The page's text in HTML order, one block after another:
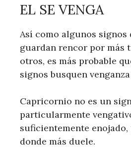
EL SE VENGA
Así como algunos signos
guardan rencor por más
otros, es más probable
signos busquen
Capricornio no es un
particularmente
suficientemente
donde más duele.